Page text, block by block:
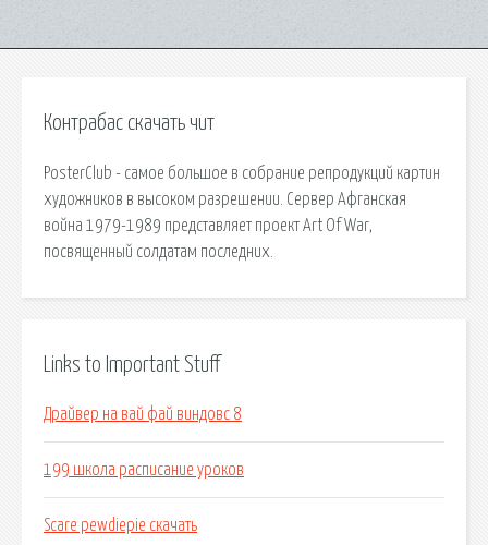
Контрабас скачать чит
PosterClub - самое большое в собрание репродукций картин
художников в высоком разрешении. Сервер Афганская
война 1979-1989 представляет проект Art Of War,
посвященный солдатам последних.
Links to Important Stuff
Драйвер на вай фай виндовс 8
199 школа расписание уроков
Scare pewdiepie скачать